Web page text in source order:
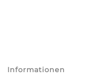
Informationen